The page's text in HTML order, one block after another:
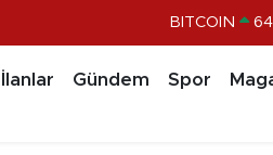
BITCOIN
Gündem Spor